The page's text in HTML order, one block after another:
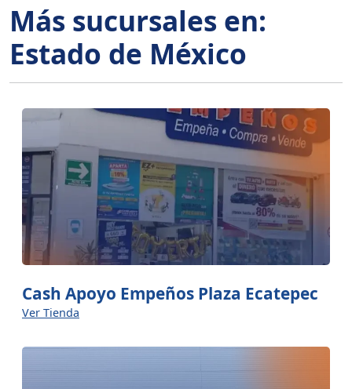
Más sucursales en:
Estado de México
Cash Apoyo Empeños Plaza Ecatepec
Ver Tienda